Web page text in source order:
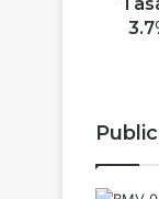
e
n
M